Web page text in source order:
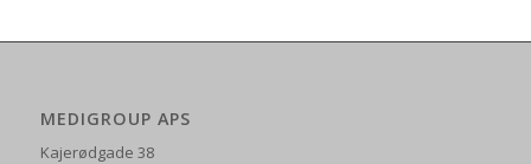
MEDIGROUP APS
Kajerødgade 38